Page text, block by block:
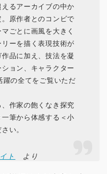
るアーカイブの中か
原作者とのコンビで
ごとに画風を大きく
ーを描く表現技術が
品に加え、技法を凝
ョン、キャラクター
の全てをご覧いただ
作家の飽くなき探究
筆から体感する＜小
い。
ト より